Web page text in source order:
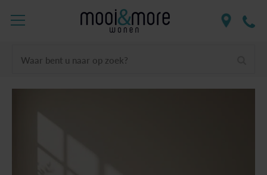
Waar bent u naar op zoek?